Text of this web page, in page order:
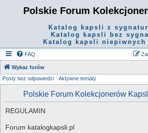
Polskie Forum
Katalog kapsli z
Katalog kapsli bez
Katalog kapsli niepiwnych
FAQ
Wykaz forów
Posty bez odpowiedzi Aktywne tematy
Polskie Forum Kolekcjonerów
REGULAMIN
Forum katalogkapsli.pl